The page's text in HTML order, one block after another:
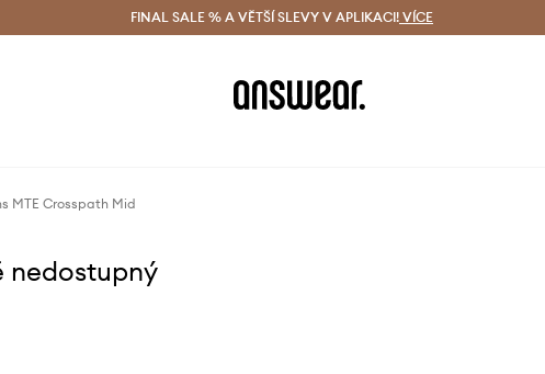
a vrácení zdarma (od 1800 Kč) Doručení i do 24 h
FINAL SALE % A VĚTŠÍ SLEVY V APLIKACI! VÍCE
MTE Crosspath Mid
nedostupný